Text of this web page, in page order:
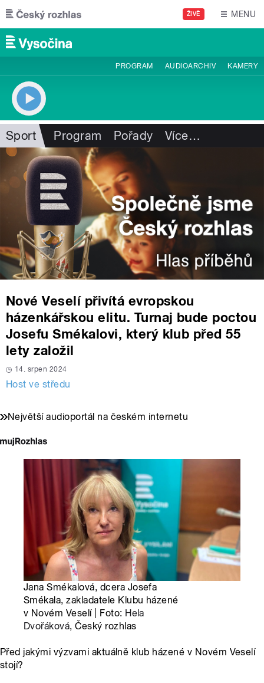
Přejít k hlavnímu obsahu
ŽIVĚ MENU
PROGRAM AUDIOARCHIV KAMERY
Sport Program Pořady Více…
Nové Veselí přivítá evropskou
házenkářskou elitu. Turnaj bude poctou
Josefu Smékalovi, který klub před 55
lety založil
14. srpen 2024
Host ve středu
Největší audioportál na českém internetu
Jana Smékalová, dcera Josefa
Smékala, zakladatele Klubu házené
v Novém Veselí | Foto: Hela
Dvořáková, Český rozhlas
Před jakými výzvami aktuálně klub házené v Novém Veselí
stojí?